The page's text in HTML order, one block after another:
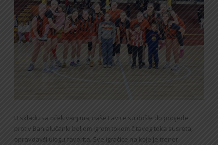
U skladu sa očekivanjima, naše Lavice su došle do pobjede
protiv Banjalučanki boljom igrom tokom čitavog toka susreta,
opravdavši ulogu favorita. Sve igračice na koje je trener